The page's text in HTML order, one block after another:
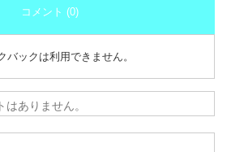
コメント (0)
バックは利用できません。
ありません。